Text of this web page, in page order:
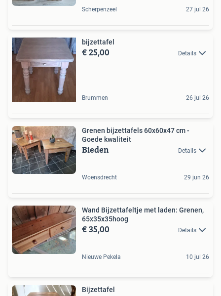
Scherpenzeel 27 jul 26
bijzettafel
€ 25,00 Details
Brummen 26 jul 26
Grenen bijzettafels 60x60x47 cm -
Goede kwaliteit
Bieden Details
Woensdrecht 29 jun 26
Wand Bijzettafeltje met laden: Grenen,
65x35x35hoog
€ 35,00 Details
Nieuwe Pekela 10 jul 26
Bijzettafel